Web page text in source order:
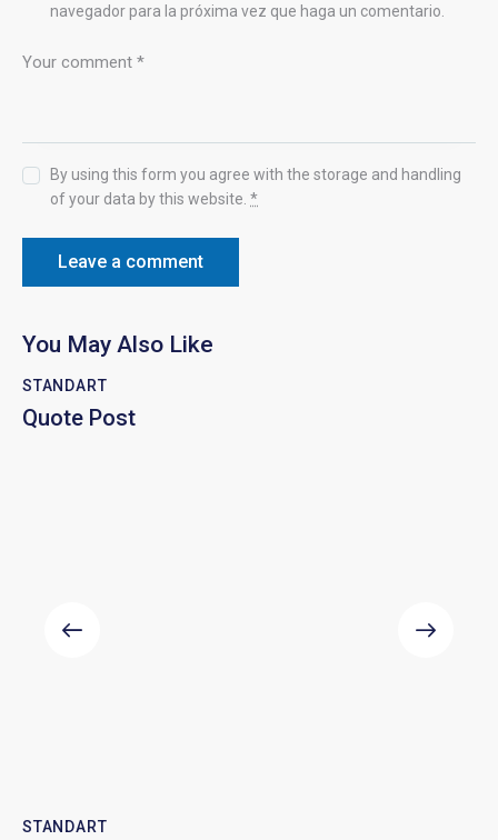
navegador para la próxima vez que haga un comentario.
By using this form you agree with the storage and handling
of your data by this website.*
You May Also Like
STANDART
Quote Post
STANDART